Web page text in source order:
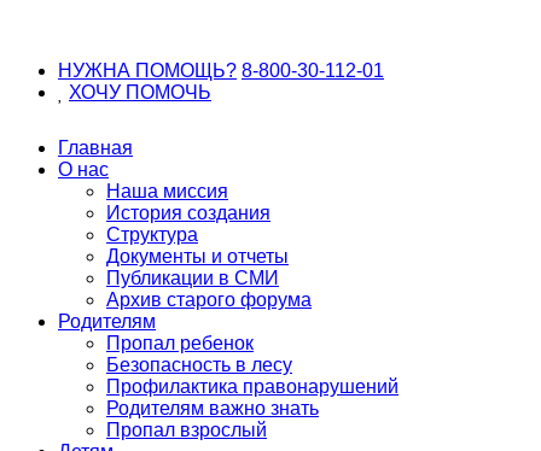
НУЖНА ПОМОЩЬ? 8-800-30-112-01
ХОЧУ ПОМОЧЬ
Главная
О нас
Наша миссия
История создания
Структура
Документы и отчеты
Публикации в СМИ
Архив старого форума
Родителям
Пропал ребенок
Безопасность в лесу
Профилактика правонарушений
Родителям важно знать
Пропал взрослый